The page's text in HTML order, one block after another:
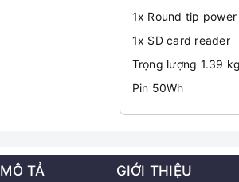
1x Round tip
1x SD card reader
Trọng lượng 1.39 kg
Pin 50Wh
MÔ TẢ GIỚI THIỆU